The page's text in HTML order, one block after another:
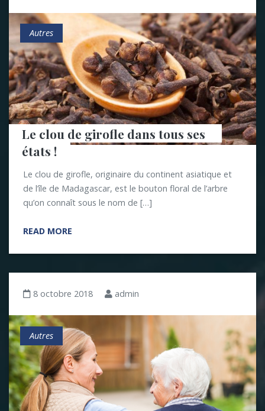
Autres
Le clou de girofle dans tous ses
états !
Le clou de girofle, originaire du continent asiatique et
de l’île de Madagascar, est le bouton floral de l’arbre
qu’on connaît sous le nom de […]
READ MORE
8 octobre 2018 admin
Autres